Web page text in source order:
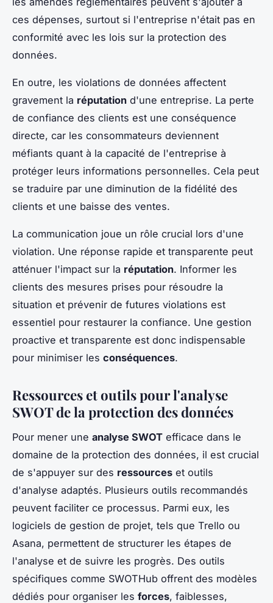
ces dépenses, surtout si l'entreprise n'était pas en
conformité avec les lois sur la protection des
données.
En outre, les violations de données affectent
gravement la réputation d'une entreprise. La perte
de confiance des clients est une conséquence
directe, car les consommateurs deviennent
méfiants quant à la capacité de l'entreprise à
protéger leurs informations personnelles. Cela peut
se traduire par une diminution de la fidélité des
clients et une baisse des ventes.
La communication joue un rôle crucial lors d'une
violation. Une réponse rapide et transparente peut
atténuer l'impact sur la réputation. Informer les
clients des mesures prises pour résoudre la
situation et prévenir de futures violations est
essentiel pour restaurer la confiance. Une gestion
proactive et transparente est donc indispensable
pour minimiser les conséquences.
Ressources et outils pour l'analyse
SWOT de la protection des données
Pour mener une analyse SWOT efficace dans le
domaine de la protection des données, il est crucial
de s'appuyer sur des ressources et outils
d'analyse adaptés. Plusieurs outils recommandés
peuvent faciliter ce processus. Parmi eux, les
logiciels de gestion de projet, tels que Trello ou
Asana, permettent de structurer les étapes de
l'analyse et de suivre les progrès. Des outils
spécifiques comme SWOTHub offrent des modèles
dédiés pour organiser les forces, faiblesses,